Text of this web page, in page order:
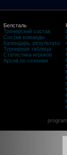
Белсталь
Тренерский состав
Состав команды
Календарь, результаты
Турнирная таблица
Статистика игроков
Архив по сезонам